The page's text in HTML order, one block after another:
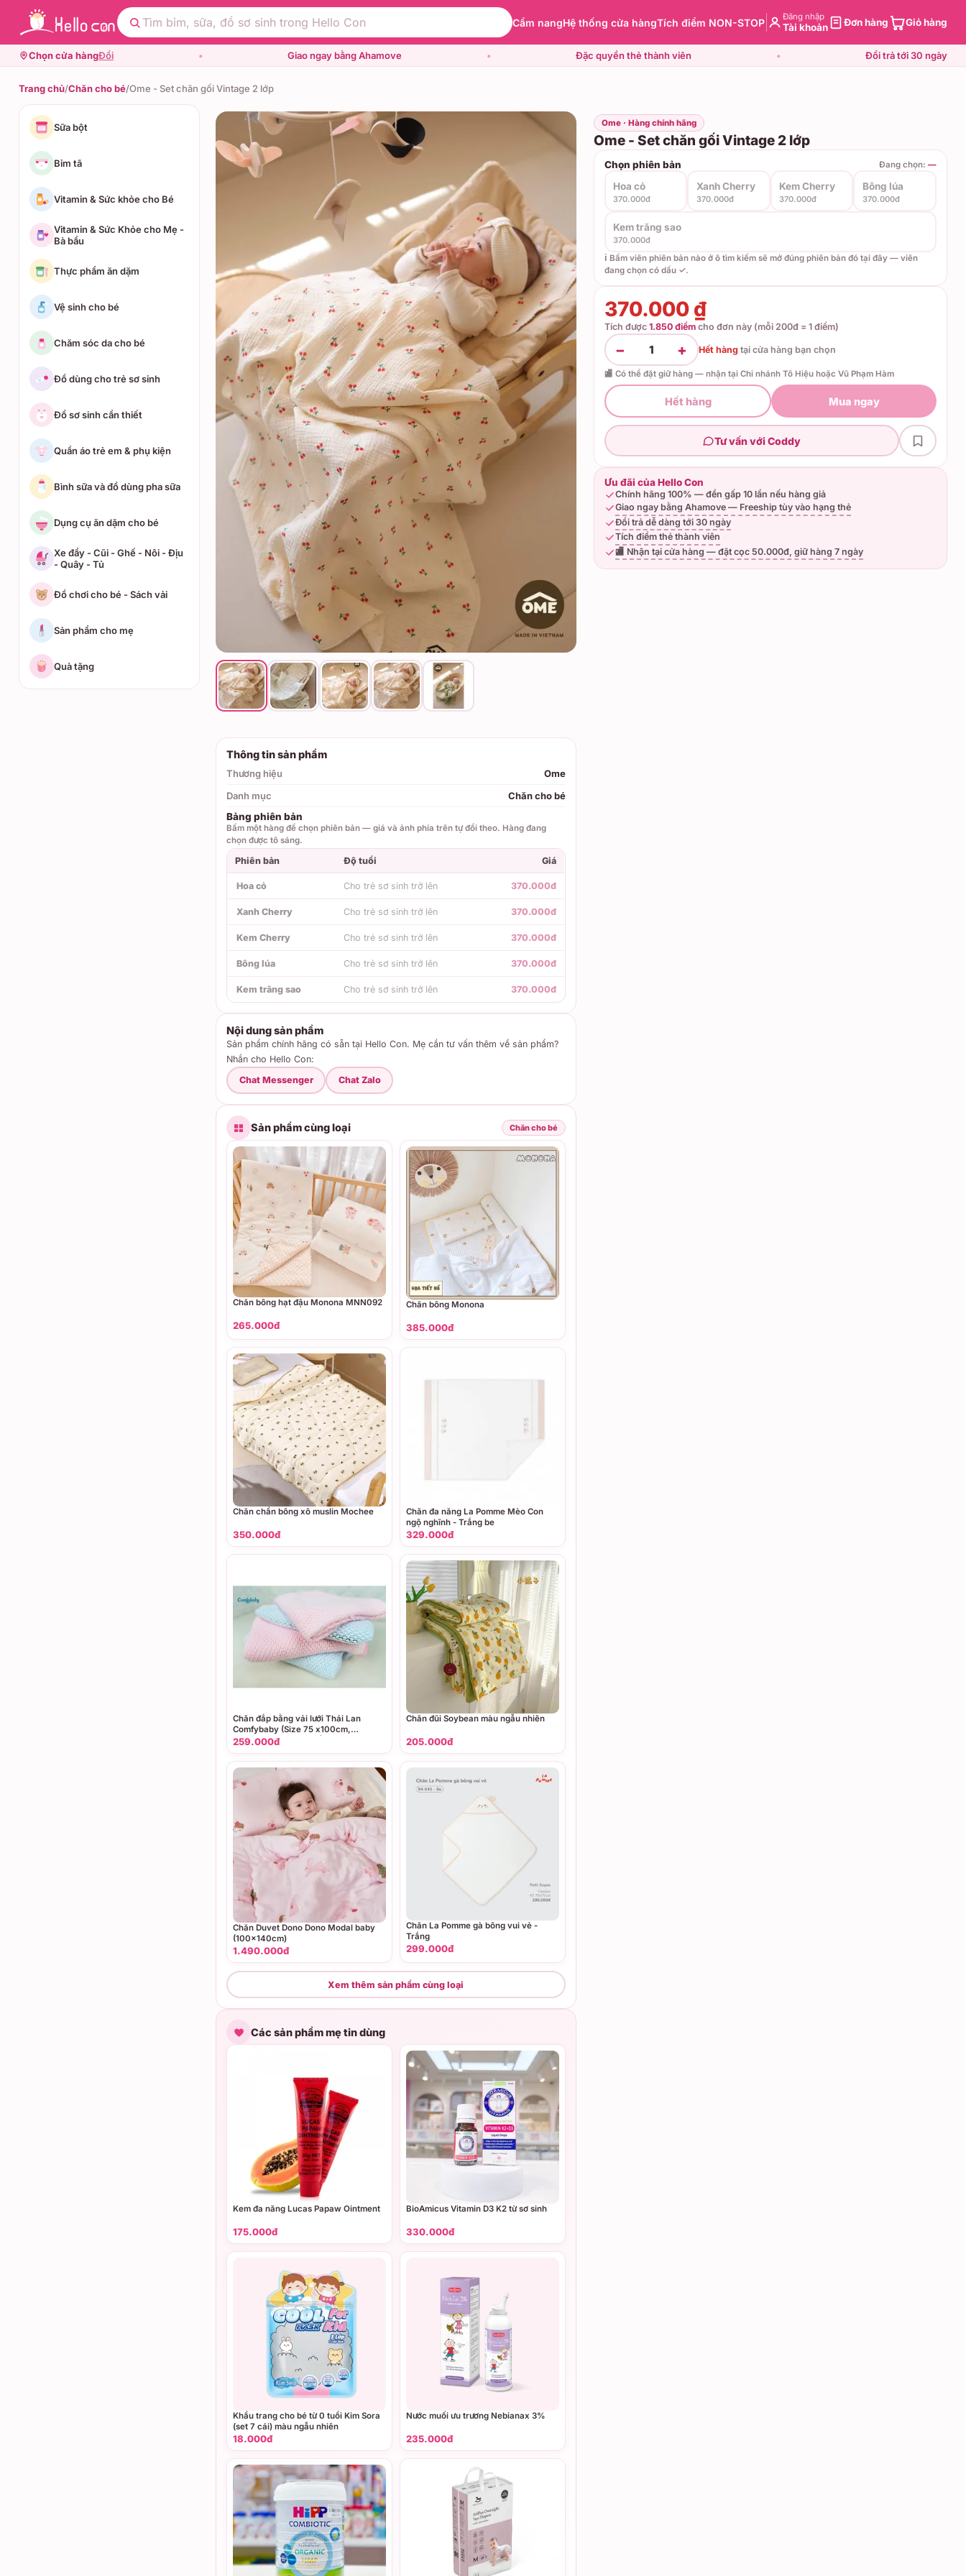
Cẩm nangHệ thống cửa hàngTích điểm NON-STOP Đăng nhập
Tài khoản Đơn hàng Giỏ hàng
Chọn cửa hàngĐổi • Giao ngay bằng Ahamove • Đặc quyền thẻ thành viên • Đổi trả tới 30 ngày
Trang chủ/Chăn cho bé/Ome - Set chăn gối Vintage 2 lớp
Sữa bột
Bỉm tã
Vitamin & Sức khỏe cho Bé
Vitamin & Sức Khỏe cho Mẹ -
Bà bầu
Thực phẩm ăn dặm
Vệ sinh cho bé
Chăm sóc da cho bé
Đồ dùng cho trẻ sơ sinh
Đồ sơ sinh cần thiết
Quần áo trẻ em & phụ kiện
Bình sữa và đồ dùng pha sữa
Dụng cụ ăn dặm cho bé
Xe đẩy - Cũi - Ghế - Nôi - Địu
- Quây - Tủ
Đồ chơi cho bé - Sách vải
Sản phẩm cho mẹ
Quà tặng
Ome · Hàng chính hãng
Ome - Set chăn gối Vintage 2 lớp
Chọn phiên bản Đang chọn: —
Hoa cỏ
370.000đ
Xanh Cherry
370.000đ
Kem Cherry
370.000đ
Bông lúa
370.000đ
Kem trăng sao
370.000đ
ℹ️ Bấm viên phiên bản nào ở ô tìm kiếm sẽ mở đúng phiên bản đó tại đây — viên
đang chọn có dấu ✓.
370.000 ₫
Tích được 1.850 điểmcho đơn này (mỗi 200đ = 1 điểm)
− 1 + Hết hàngtại cửa hàng bạn chọn
🏬 Có thể đặt giữ hàng — nhận tại Chi nhánh Tô Hiệu hoặc Vũ Phạm Hàm
Hết hàng Mua ngay
Tư vấn với Coddy
Ưu đãi của Hello Con
Chính hãng 100% — đền gấp 10 lần nếu hàng giả
Giao ngay bằng Ahamove — Freeship tùy vào hạng thẻ
Đổi trả dễ dàng tới 30 ngày
Tích điểm thẻ thành viên
🏬 Nhận tại cửa hàng — đặt cọc 50.000đ, giữ hàng 7 ngày
Thông tin sản phẩm
Thương hiệu
Ome
Danh mục
Chăn cho bé
Bảng phiên bản
Bấm một hàng để chọn phiên bản — giá và ảnh phía trên tự đổi theo. Hàng đang
chọn được tô sáng.
Phiên bản Độ tuổi Giá
Hoa cỏ Cho trẻ sơ sinh trở lên 370.000đ
Xanh Cherry Cho trẻ sơ sinh trở lên 370.000đ
Kem Cherry Cho trẻ sơ sinh trở lên 370.000đ
Bông lúa Cho trẻ sơ sinh trở lên 370.000đ
Kem trăng sao Cho trẻ sơ sinh trở lên 370.000đ
Nội dung sản phẩm
Sản phẩm chính hãng có sẵn tại Hello Con. Mẹ cần tư vấn thêm về sản phẩm?
Nhắn cho Hello Con:
Chat Messenger
Chat Zalo
Sản phẩm cùng loại Chăn cho bé
Chăn bông hạt đậu Monona MNN092
265.000đ
Chăn bông Monona
385.000đ
Chăn chần bông xô muslin Mochee
350.000đ
Chăn đa năng La Pomme Mèo Con
ngộ nghĩnh - Trắng be
329.000đ
Chăn đắp bằng vải lưới Thái Lan
Comfybaby (Size 75 x100cm,
100x150cm), (Màu Hồng, màu Xanh)
259.000đ
Chăn đũi Soybean màu ngẫu nhiên
205.000đ
Chăn Duvet Dono Dono Modal baby
(100x140cm)
1.490.000đ
Chăn La Pomme gà bông vui vẻ -
Trắng
299.000đ
Xem thêm sản phẩm cùng loại
Các sản phẩm mẹ tin dùng
Kem đa năng Lucas Papaw Ointment
175.000đ
BioAmicus Vitamin D3 K2 từ sơ sinh
330.000đ
Khẩu trang cho bé từ 0 tuổi Kim Sora
(set 7 cái) màu ngẫu nhiên
18.000đ
Nước muối ưu trương Nebianax 3%
235.000đ